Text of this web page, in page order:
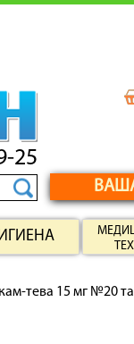
25
тева 15 мг №20